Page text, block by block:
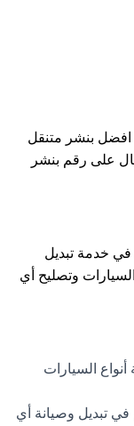
افضل بنشر متنقل
على رقم بنشر
خدمة تبديل
وتصليح أي
السيارات
في تبديل وصيانة أي